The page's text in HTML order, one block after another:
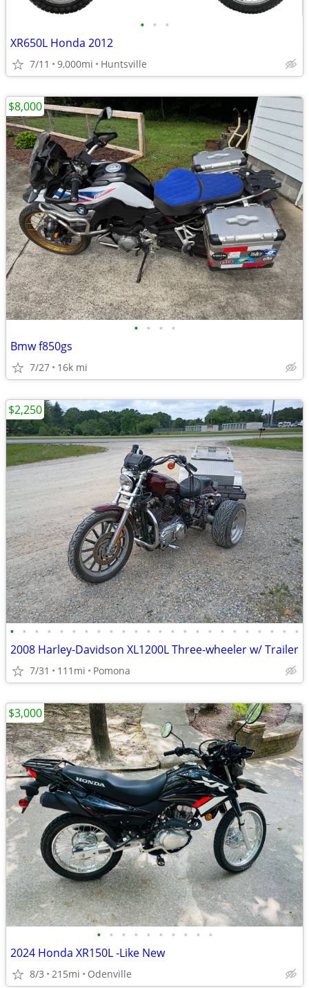
• • •
XR650L Honda 2012
7/11 9,000mi Huntsville
• • • •
Bmw f850gs
7/27 16k mi
$8,000
• • • • • • • • • • • • • • • • • • • • • • • •
2008 Harley-Davidson XL1200L Three-wheeler w/ Trailer
7/31 111mi Pomona
$2,250
• • • • • • • • • •
2024 Honda XR150L -Like New
8/3 215mi Odenville
$3,000